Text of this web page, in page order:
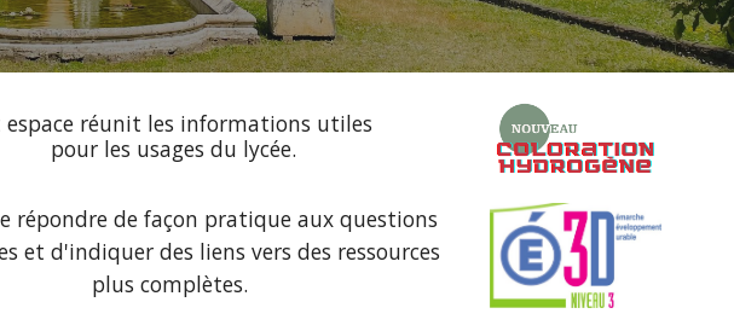
espace réunit les informations utiles
pour les usages du lycée.
répondre de façon pratique aux questions
et d'indiquer des liens vers des ressources
plus complètes.